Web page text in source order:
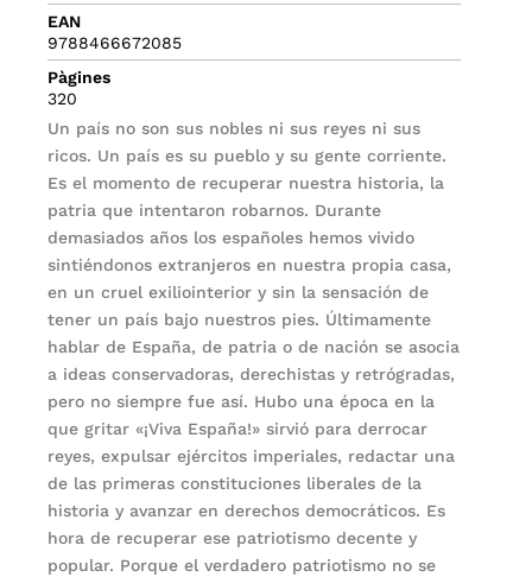
EAN
9788466672085
Pàgines
320
Un país no son sus nobles ni sus reyes ni sus
ricos. Un país es su pueblo y su gente corriente.
Es el momento de recuperar nuestra historia, la
patria que intentaron robarnos. Durante
demasiados años los españoles hemos vivido
sintiéndonos extranjeros en nuestra propia casa,
en un cruel exiliointerior y sin la sensación de
tener un país bajo nuestros pies. Últimamente
hablar de España, de patria o de nación se asocia
a ideas conservadoras, derechistas y retrógradas,
pero no siempre fue así. Hubo una época en la
que gritar «¡Viva España!» sirvió para derrocar
reyes, expulsar ejércitos imperiales, redactar una
de las primeras constituciones liberales de la
historia y avanzar en derechos democráticos. Es
hora de recuperar ese patriotismo decente y
popular. Porque el verdadero patriotismo no se